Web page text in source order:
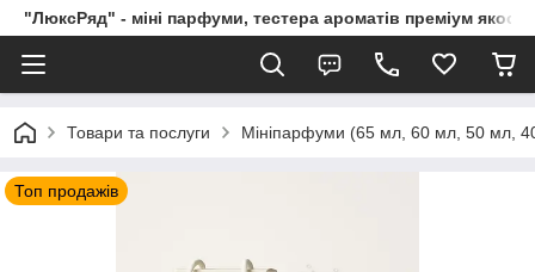
"ЛюксРяд" - міні парфуми, тестера ароматів преміум
Товари та послуги Мініпарфуми (65 мл, 60 мл, 50 мл,
Топ продажів